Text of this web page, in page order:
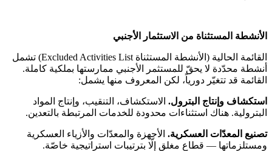
الأنشطة المستثناة من الاستثمار الأجنبي
القائمة الحالية (الأنشطة المستثناة Excluded Activities List) تشمل
أنشطة محدّدة لا يحقّ للمستثمر الأجنبي ممارستها بملكية كاملة.
القائمة قد تتغيّر دورياً، لكن المعروف منها يشمل:
استكشاف وإنتاج البترول. الاستكشاف، التنقيب، وإنتاج المواد
البترولية. هناك استثناءات محدودة للخدمات المرتبطة بالتعدين.
تصنيع المعدّات العسكرية. الأجهزة والمعدّات والأزياء العسكرية
ومستلزماتها — قطاع مغلق إلّا بترتيبات استراتيجية خاصّة.